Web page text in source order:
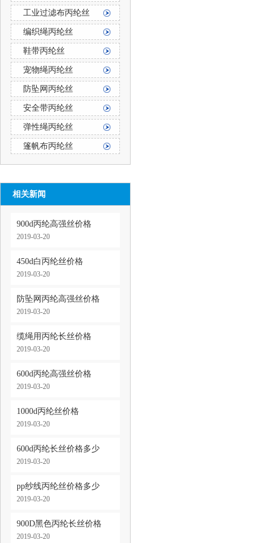
工业过滤布丙纶丝
编织绳丙纶丝
鞋带丙纶丝
宠物绳丙纶丝
防坠网丙纶丝
安全带丙纶丝
弹性绳丙纶丝
篷帆布丙纶丝
相关新闻
900d丙纶高强丝价格
2019-03-20
450d白丙纶丝价格
2019-03-20
防坠网丙纶高强丝价格
2019-03-20
缆绳用丙纶长丝价格
2019-03-20
600d丙纶高强丝价格
2019-03-20
1000d丙纶丝价格
2019-03-20
600d丙纶长丝价格多少
2019-03-20
pp纱线丙纶丝价格多少
2019-03-20
900D黑色丙纶长丝价格
2019-03-20